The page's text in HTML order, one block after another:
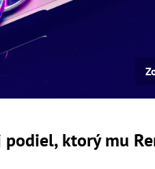
ktorý mu